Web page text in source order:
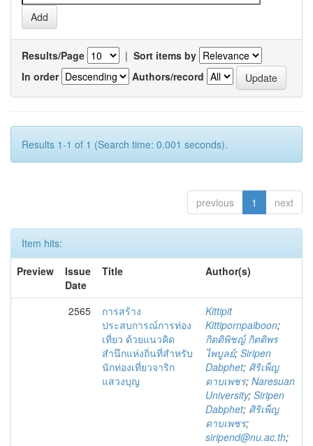
Results/Page | Sort items by
In order
Authors/record
Results 1-1 of 1 (Search time: 0.001 seconds).
previous 1 next
Item hits:
Preview
Issue
Date
Title Author(s)
2565
การสร้าง
ประสบการณ์การท่อง
เที่ยว ด้วยแนวคิด
สำนึกแห่งถิ่นที่สำหรับ
นักท่องเที่ยวจาริก
แสวงบุญ
Kittipit
Kittipornpaiboon;
กิตติพิชญ์ กิตติพร
ไพบูลย์; Siripen
Dabphet; ศิริเพ็ญ
ดาบเพชร; Naresuan
University; Siripen
Dabphet; ศิริเพ็ญ
ดาบเพชร;
siripend@nu.ac.th;